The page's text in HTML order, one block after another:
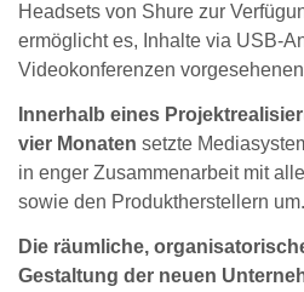
Headsets von Shure zur
ermöglicht es, Inhalte via USB-
Videokonferenzen
Innerhalb eines
vier Monaten setzte
in enger Zusammenarbeit mit
sowie den Produktherstellern um.
Die räumliche,
Gestaltung der neuen